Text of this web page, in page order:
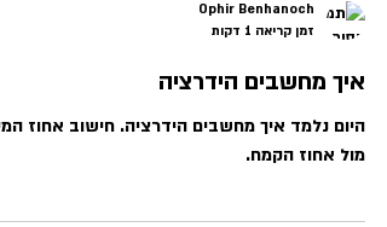
Ophir Benhanoch
זמן קריאה 1 דקות
איך מחשבים הידרציה
היום נלמד איך מחשבים הידרציה. חישוב אחוז
מול אחוז הקמח.